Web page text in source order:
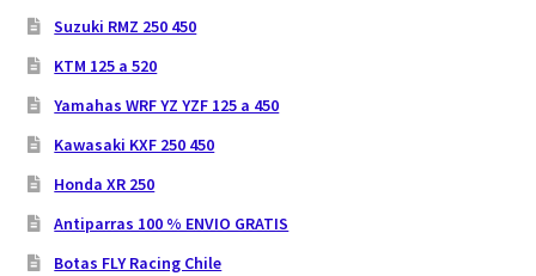
Suzuki RMZ 250 450
KTM 125 a 520
Yamahas WRF YZ YZF 125 a 450
Kawasaki KXF 250 450
Honda XR 250
Antiparras 100 % ENVIO GRATIS
Botas FLY Racing Chile